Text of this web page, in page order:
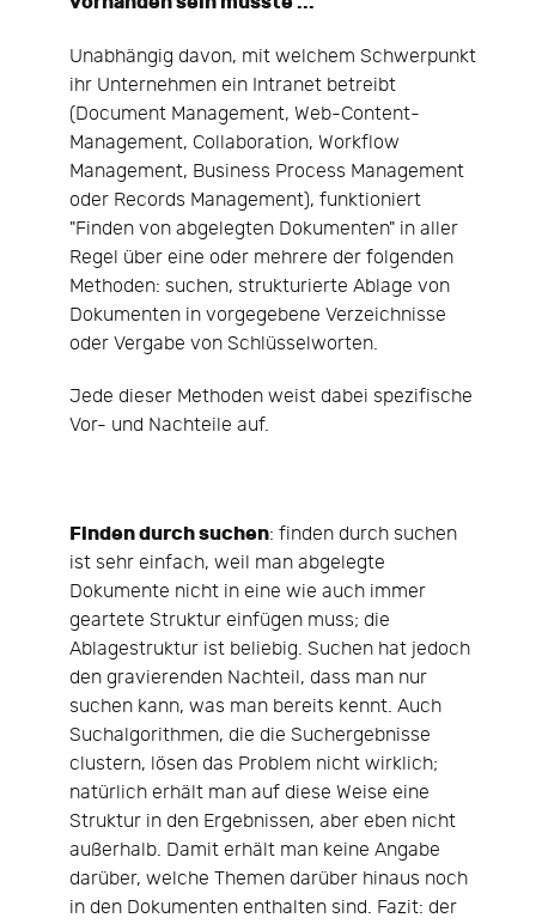
Unabhängig davon, mit welchem Schwerpunkt
ihr Unternehmen ein Intranet betreibt
(Document Management, Web-Content-
Management, Collaboration, Workflow
Management, Business Process Management
oder Records Management), funktioniert
"Finden von abgelegten Dokumenten" in aller
Regel über eine oder mehrere der folgenden
Methoden: suchen, strukturierte Ablage von
Dokumenten in vorgegebene Verzeichnisse
oder Vergabe von Schlüsselworten.
Jede dieser Methoden weist dabei spezifische
Vor- und Nachteile auf.
Finden durch suchen: finden durch suchen
ist sehr einfach, weil man abgelegte
Dokumente nicht in eine wie auch immer
geartete Struktur einfügen muss; die
Ablagestruktur ist beliebig. Suchen hat jedoch
den gravierenden Nachteil, dass man nur
suchen kann, was man bereits kennt. Auch
Suchalgorithmen, die die Suchergebnisse
clustern, lösen das Problem nicht wirklich;
natürlich erhält man auf diese Weise eine
Struktur in den Ergebnissen, aber eben nicht
außerhalb. Damit erhält man keine Angabe
darüber, welche Themen darüber hinaus noch
in den Dokumenten enthalten sind. Fazit: der